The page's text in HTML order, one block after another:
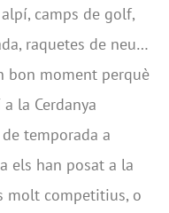
camps de golf,
raquetes de neu…
bon moment perquè
la Cerdanya
temporada a
els han posat a la
molt competitius, o